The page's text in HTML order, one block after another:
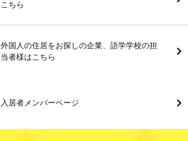
こちら
外国人の住居をお探しの企業、語学学校の担
当者様はこちら
入居者メンバーページ